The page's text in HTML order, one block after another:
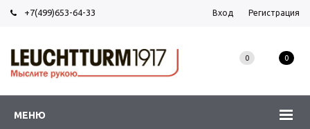
+7(499)653-64-33 Вход Регистрация
МЕНЮ
0 0